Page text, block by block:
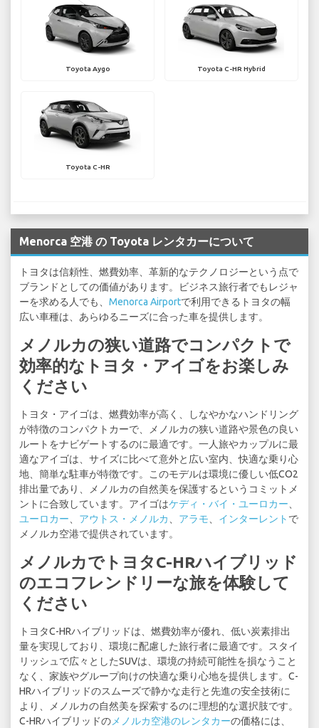
Toyota Aygo Toyota C-HR Hybrid
Toyota C-HR
Menorca 空港 の Toyota レンタカーについて
トヨタは信頼性、燃費効率、革新的なテクノロジーという点で
ブランドとしての価値があります。ビジネス旅行者でもレジャ
ーを求める人でも、 Menorca Airportで利用できるトヨタの幅
広い車種は、あらゆるニーズに合った車を提供します。
メノルカの狭い道路でコンパクトで
効率的なトヨタ・アイゴをお楽しみ
ください
トヨタ・アイゴは、燃費効率が高く、しなやかなハンドリング
が特徴のコンパクトカーで、メノルカの狭い道路や景色の良い
ルートをナビゲートするのに最適です。一人旅やカップルに最
適なアイゴは、サイズに比べて意外と広い室内、快適な乗り心
地、簡単な駐車が特徴です。このモデルは環境に優しい低CO2
排出量であり、メノルカの自然美を保護するというコミットメ
ントに合致しています。アイゴはケディ・バイ・ユーロカー
ユーロカー
アウトス・メノルカ アラモ インターレント で
メノルカ空港で提供されています。
メノルカでトヨタC-HRハイブリッド
のエコフレンドリーな旅を体験して
ください
トヨタC-HRハイブリッドは、燃費効率が優れ、低い炭素排出
量を実現しており、環境に配慮した旅行者に最適です。スタイ
リッシュで広々としたSUVは、環境の持続可能性を損なうこと
なく、家族やグループ向けの快適な乗り心地を提供します。C-
HRハイブリッドのスムーズで静かな走行と先進の安全技術に
より、メノルカの自然美を探索するのに理想的な選択肢です。
C-HRハイブリッドの メノルカ空港のレンタカーの価格には、